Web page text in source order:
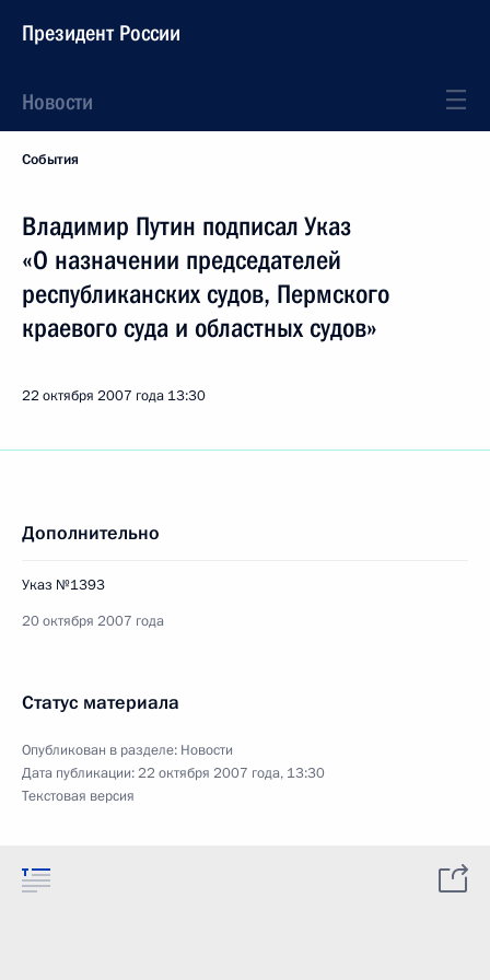
Президент России
Новости
События
Владимир Путин подписал Указ
«О назначении председателей
республиканских судов, Пермского
краевого суда и областных судов»
22 октября 2007 года 13:30
Дополнительно
Указ №1393
20 октября 2007 года
Статус материала
Опубликован в разделе: Новости
Дата публикации:22 октября 2007 года, 13:30
Текстовая версия